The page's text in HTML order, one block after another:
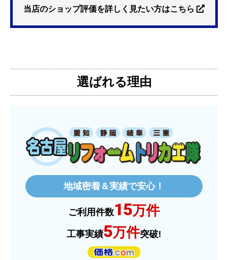
プも有ったが、5年保証しかなかった。
【その他感想・コメント】
ものおきものおきさん
2025年12月26日 18:45
欲しい商品をスムーズに注文できましたか？
はい
ショップからの連絡や対応は適切でしたか？
商品の梱包は必要十分なものでしたか？
当店のショップ評価を詳しく見たい方はこちら
選ばれる理由
地域密着＆実績で安心！
ご利用件数15万件
工事実績5万件突破!